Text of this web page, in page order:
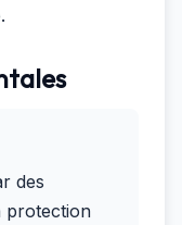
des
protection